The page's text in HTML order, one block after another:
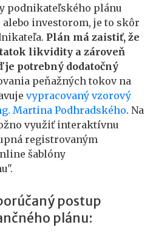
podnikateľského plánu
investorom, je to skôr
Plán má zaistiť, že
likvidity a zároveň
potrebný dodatočný
peňažných tokov na
vypracovaný vzorový
Martina Podhradského. Na
využiť interaktívnu
registrovaným
šablóny
postup
plánu: